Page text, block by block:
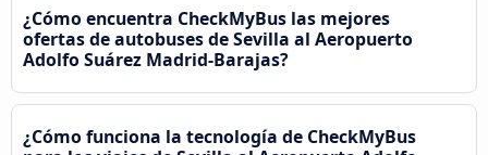
¿Cómo encuentra CheckMyBus las mejores
ofertas de autobuses de Sevilla al Aeropuerto
Adolfo Suárez Madrid-Barajas?
¿Cómo funciona la tecnología de CheckMyBus